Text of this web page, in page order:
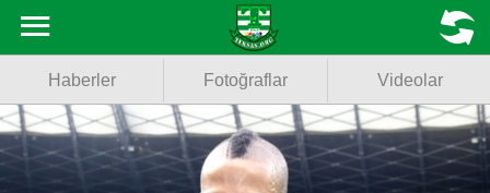
Fotoğraflar
Videolar
MENU
Haberler Fotoğraflar Videolar